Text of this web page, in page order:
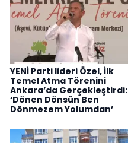
YENİ Parti lideri Özel, İlk
Temel Atma Törenini
Ankara’da Gerçekleştirdi:
‘Dönen Dönsün Ben
Dönmezem Yolumdan’